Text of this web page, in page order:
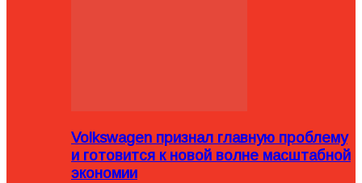
Volkswagen признал главную проблему
и готовится к новой волне масштабной
экономии